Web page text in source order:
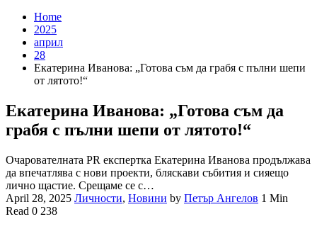
Home
2025
април
28
Екатерина Иванова: „Готова съм да грабя с пълни шепи
от лятото!“
Екатерина Иванова: „Готова съм да
грабя с пълни шепи от лятото!“
Очарователната PR експертка Екатерина Иванова продължава
да впечатлява с нови проекти, бляскави събития и сияещо
лично щастие. Срещаме се с…
April 28, 2025 Личности, Новини by Петър Ангелов 1 Min
Read 0 238